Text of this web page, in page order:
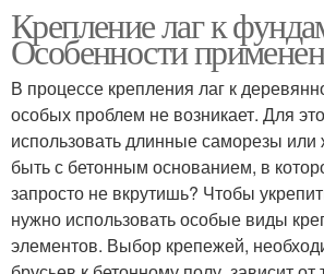
Деревянные лаги
Перекрытия в
каркасном доме
Крепление лаг к
Особенности
В процессе крепления лаг к
особых проблем не возникает. Для
использовать длинные саморезы или
быть с бетонным основанием, в
запросто не вкрутишь? Чтобы
нужно использовать особые виды
элементов. Выбор крепежей,